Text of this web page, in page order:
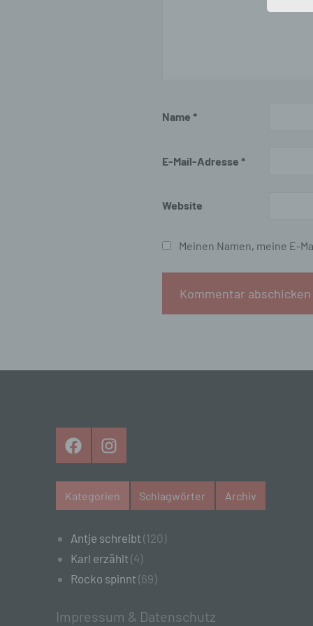
Name *
E-Mail-Adresse *
Website
Meinen Namen, meine E-
FacebookInstagram
Kategorien Schlagwörter Archiv
Antje schreibt (120)
Karl erzählt (4)
Rocko spinnt (69)
Impressum & Datenschutz